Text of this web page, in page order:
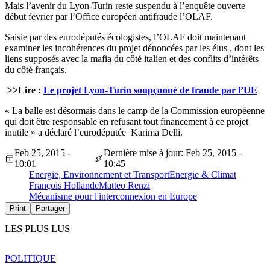
Mais l’avenir du Lyon-Turin reste suspendu à l’enquête ouverte
début février par l’Office européen antifraude l’OLAF.
Saisie par des eurodéputés écologistes, l’OLAF doit maintenant
examiner les incohérences du projet dénoncées par les élus , dont les
liens supposés avec la mafia du côté italien et des conflits d’intérêts
du côté français.
>>Lire : Le projet Lyon-Turin soupçonné de fraude par l’UE
« La balle est désormais dans le camp de la Commission européenne
qui doit être responsable en refusant tout financement à ce projet
inutile » a déclaré l’eurodéputée Karima Delli.
Feb 25, 2015 -
10:01
Dernière mise à jour: Feb 25, 2015 -
10:45
Energie, Environnement et TransportEnergie & Climat
François HollandeMatteo Renzi
Mécanisme pour l'interconnexion en Europe
Print Partager
LES PLUS LUS
POLITIQUE